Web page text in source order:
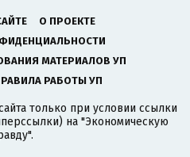
О ПРОЕКТЕ
МАТЕРИАЛОВ УП
РАБОТЫ УП
только при условии ссылки
на "Экономическую